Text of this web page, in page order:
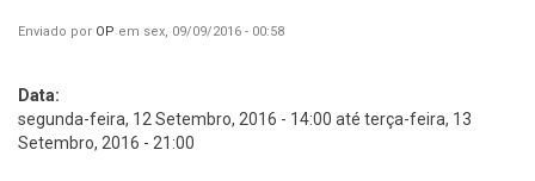
Enviado por OP em sex, 09/09/2016 - 00:58
Data:
segunda-feira, 12 Setembro, 2016 - 14:00 até terça-feira, 13
Setembro, 2016 - 21:00